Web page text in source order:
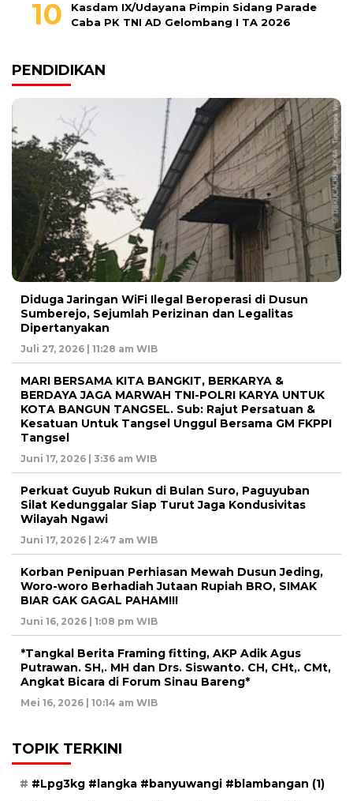
Kasdam IX/Udayana Pimpin Sidang Parade
Caba PK TNI AD Gelombang I TA 2026
PENDIDIKAN
Diduga Jaringan WiFi Ilegal Beroperasi di Dusun
Sumberejo, Sejumlah Perizinan dan Legalitas
Dipertanyakan
Juli 27, 2026 | 11:28 am WIB
MARI BERSAMA KITA BANGKIT, BERKARYA &
BERDAYA JAGA MARWAH TNI-POLRI KARYA UNTUK
KOTA BANGUN TANGSEL. Sub: Rajut Persatuan &
Kesatuan Untuk Tangsel Unggul Bersama GM FKPPI
Tangsel
Juni 17, 2026 | 3:36 am WIB
Perkuat Guyub Rukun di Bulan Suro, Paguyuban
Silat Kedunggalar Siap Turut Jaga Kondusivitas
Wilayah Ngawi
Juni 17, 2026 | 2:47 am WIB
Korban Penipuan Perhiasan Mewah Dusun Jeding,
Woro-woro Berhadiah Jutaan Rupiah BRO, SIMAK
BIAR GAK GAGAL PAHAM!!!
Juni 16, 2026 | 1:08 pm WIB
*Tangkal Berita Framing fitting, AKP Adik Agus
Putrawan. SH,. MH dan Drs. Siswanto. CH, CHt,. CMt,
Angkat Bicara di Forum Sinau Bareng*
Mei 16, 2026 | 10:14 am WIB
TOPIK TERKINI
#Lpg3kg #langka #banyuwangi #blambangan (1)